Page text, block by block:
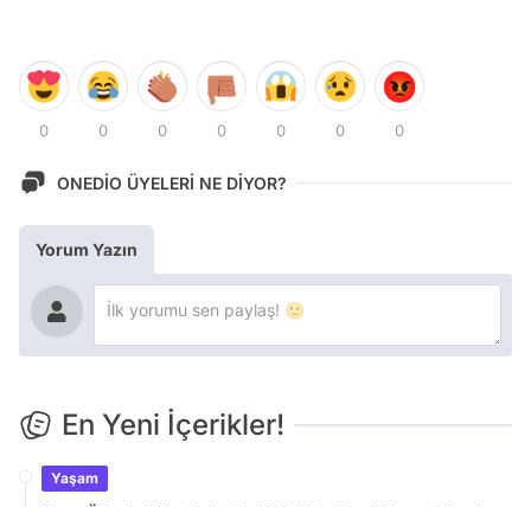
0 0 0 0 0 0 0
ONEDİO ÜYELERİ NE DİYOR?
Yorum Yazın
En Yeni İçerikler!
Yaşam